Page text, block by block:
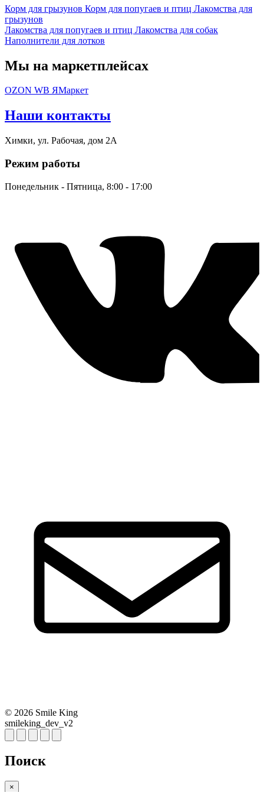
Корм для грызунов Корм для попугаев и птиц Лакомства для
грызунов
Лакомства для попугаев и птиц Лакомства для собак
Наполнители для лотков
Мы на маркетплейсах
OZON WB ЯМаркет
Наши контакты
Химки, ул. Рабочая, дом 2А
Режим работы
Понедельник - Пятница, 8:00 - 17:00
© 2026 Smile King
smileking_dev_v2
Поиск
×